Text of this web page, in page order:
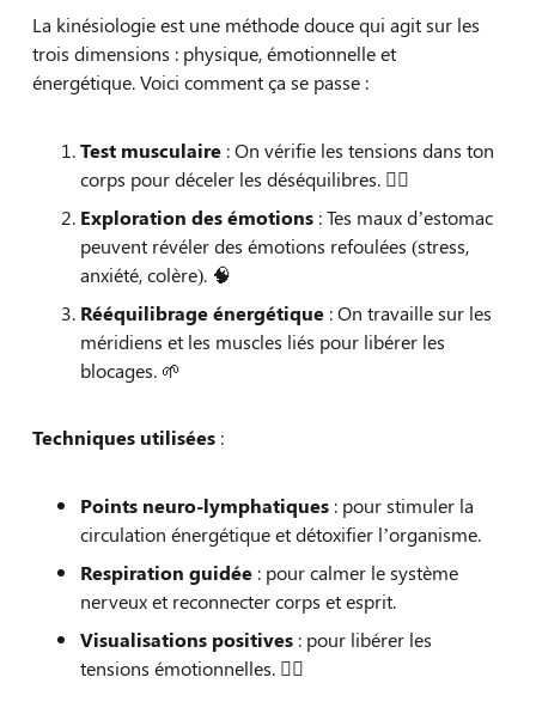
La kinésiologie est une méthode douce qui agit sur les
trois dimensions : physique, émotionnelle et
énergétique. Voici comment ça se passe :
Test musculaire : On vérifie les tensions dans ton
corps pour déceler les déséquilibres. 🏋‍♀️
Exploration des émotions : Tes maux d’estomac
peuvent révéler des émotions refoulées (stress,
anxiété, colère). 🧠
Rééquilibrage énergétique : On travaille sur les
méridiens et les muscles liés pour libérer les
blocages. 🌱
Techniques utilisées :
Points neuro-lymphatiques : pour stimuler la
circulation énergétique et détoxifier l’organisme.
Respiration guidée : pour calmer le système
nerveux et reconnecter corps et esprit.
Visualisations positives : pour libérer les
tensions émotionnelles. 🕵‍♀️